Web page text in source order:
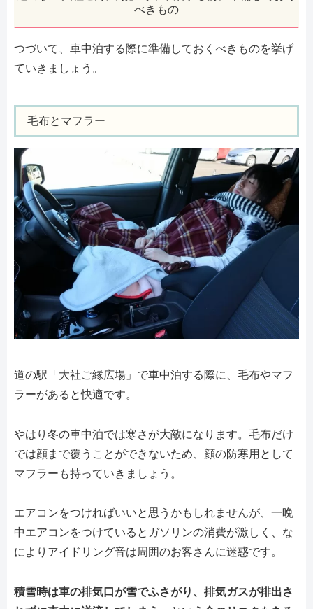
べきもの
つづいて、車中泊する際に準備しておくべきものを挙げ
ていきましょう。
毛布とマフラー
道の駅「大社ご縁広場」で車中泊する際に、毛布やマフ
ラーがあると快適です。
やはり冬の車中泊では寒さが大敵になります。毛布だけ
では顔まで覆うことができないため、顔の防寒用として
マフラーも持っていきましょう。
エアコンをつければいいと思うかもしれませんが、一晩
中エアコンをつけているとガソリンの消費が激しく、な
によりアイドリング音は周囲のお客さんに迷惑です。
積雪時は車の排気口が雪でふさがり、排気ガスが排出さ